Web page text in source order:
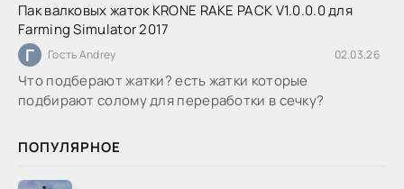
Пак валковых жаток KRONE RAKE PACK V1.0.0.0 для
Farming Simulator 2017
Г Гость Andrey 02.03.26
Что подберают жатки? есть жатки которые
подбирают солому для переработки в сечку?
ПОПУЛЯРНОЕ